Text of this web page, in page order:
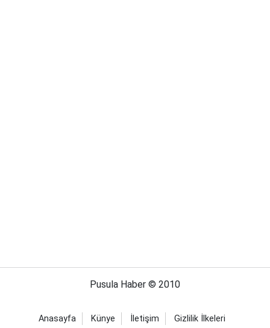
Pusula Haber © 2010
Anasayfa Künye İletişim Gizlilik İlkeleri